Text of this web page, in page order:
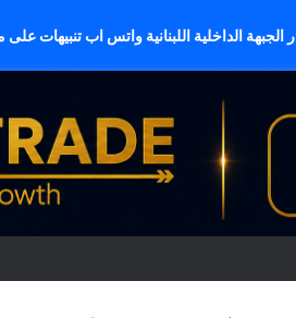
الجبهة الداخلية اللبنانية واتس اب تنبيهات